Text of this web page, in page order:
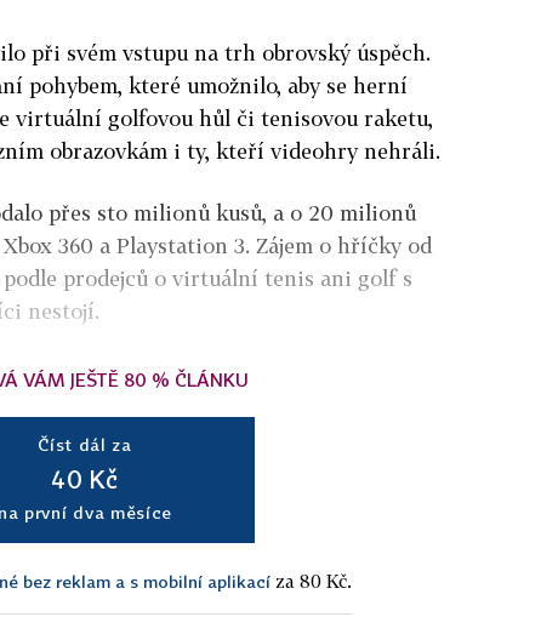
při svém vstupu na trh obrovský úspěch.
pohybem, které umožnilo, aby se herní
virtuální golfovou hůl či tenisovou raketu,
obrazovkám i ty, kteří videohry nehráli.
přes sto milionů kusů, a o 20 milionů
360 a Playstation 3. Zájem o hříčky od
prodejců o virtuální tenis ani golf s
nestojí.
VÁM JEŠTĚ 80 % ČLÁNKU
Číst dál za
40 Kč
na první dva měsíce
bez reklam a s mobilní aplikací za 80 Kč.